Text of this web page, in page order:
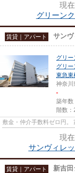
現
グリーン
賃貸｜アパート サンヴ
グリー
グリー
東急東
神奈川
-
築年数
階数：
敷金・仲介手数料ゼロ円。
現
サンヴィレ
賃貸｜アパート 新吉